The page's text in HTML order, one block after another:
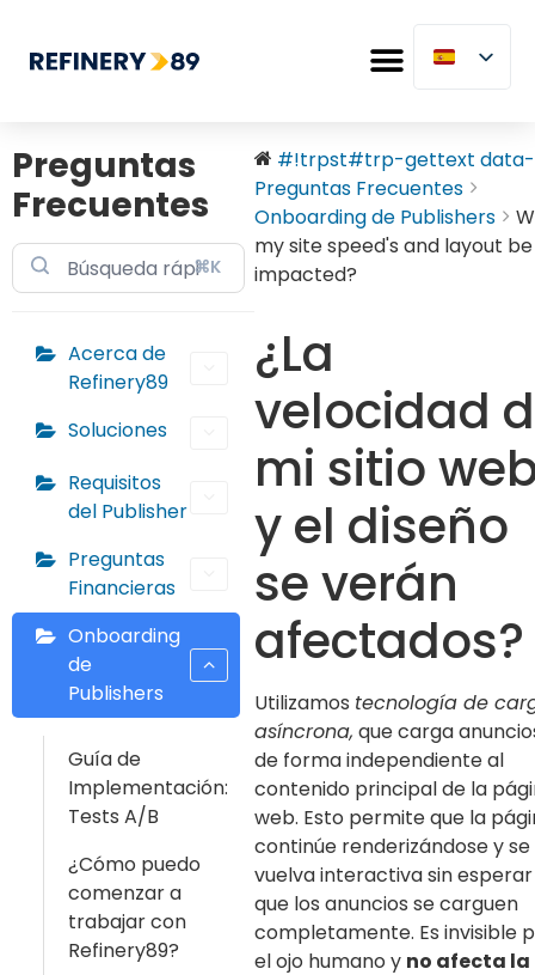
Preguntas
Frecuentes
⌘K
Acerca de
Refinery89
Soluciones
Requisitos
del Publisher
Preguntas
Financieras
Onboarding
de
Publishers
Guía de
Implementación:
Tests A/B
¿Cómo puedo
comenzar a
trabajar con
Refinery89?
#!trpst#trp-gettext data-
Preguntas Frecuentes
Onboarding de Publishers
my site speed's and layout be
impacted?
¿La
velocidad
mi sitio
y el diseño
se verán
afectados?
Utilizamos tecnología de
asíncrona, que carga
de forma independiente al
contenido principal de la
web. Esto permite que la
continúe renderizándose y se
vuelva interactiva sin
que los anuncios se carguen
completamente. Es invisible
el ojo humano y no afecta la